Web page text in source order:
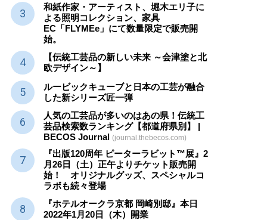
和紙作家・アーティスト、堀木エリ子に
よる照明コレクション、家具
EC「FLYMEe」にて数量限定で販売開
始。
【伝統工芸品の新しい未来 ～会津塗と北
欧デザイン～】
ルービックキューブと日本の工芸が融合
した新シリーズ匠一弾
人気の工芸品が多いのはあの県！伝統工
芸品検索数ランキング【都道府県別】 |
BECOS Journal (journal.thebecos.com)
『出版120周年 ピーターラビット™展』2
月26日（土）正午よりチケット販売開
始！ オリジナルグッズ、スペシャルコ
ラボも続々登場
『ホテルオークラ京都 岡崎別邸』本日
2022年1月20日（木）開業